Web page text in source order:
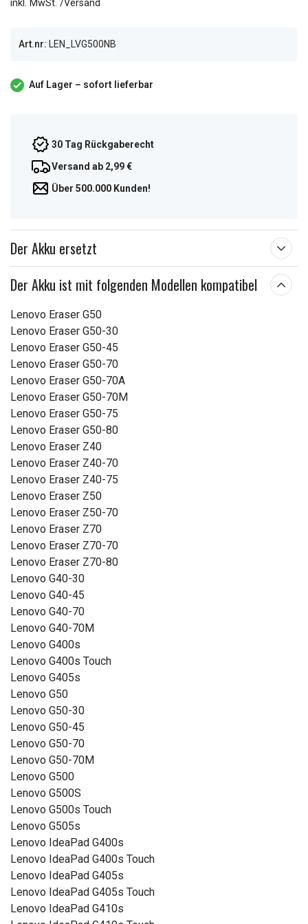
inkl. MwSt. /Versand
Art.nr: LEN_LVG500NB
Auf Lager – sofort lieferbar
30 Tag Rückgaberecht
Versand ab 2,99 €
Über 500.000 Kunden!
Der Akku ersetzt
Der Akku ist mit folgenden Modellen kompatibel
Lenovo Eraser G50
Lenovo Eraser G50-30
Lenovo Eraser G50-45
Lenovo Eraser G50-70
Lenovo Eraser G50-70A
Lenovo Eraser G50-70M
Lenovo Eraser G50-75
Lenovo Eraser G50-80
Lenovo Eraser Z40
Lenovo Eraser Z40-70
Lenovo Eraser Z40-75
Lenovo Eraser Z50
Lenovo Eraser Z50-70
Lenovo Eraser Z70
Lenovo Eraser Z70-70
Lenovo Eraser Z70-80
Lenovo G40-30
Lenovo G40-45
Lenovo G40-70
Lenovo G40-70M
Lenovo G400s
Lenovo G400s Touch
Lenovo G405s
Lenovo G50
Lenovo G50-30
Lenovo G50-45
Lenovo G50-70
Lenovo G50-70M
Lenovo G500
Lenovo G500S
Lenovo G500s Touch
Lenovo G505s
Lenovo IdeaPad G400s
Lenovo IdeaPad G400s Touch
Lenovo IdeaPad G405s
Lenovo IdeaPad G405s Touch
Lenovo IdeaPad G410s